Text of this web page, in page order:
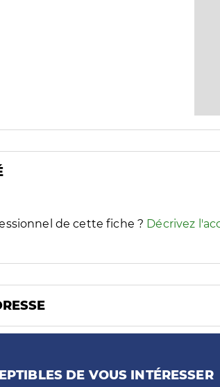
handicaps/besoins spécifiques pour
de cette fiche ? Décrivez
DE VOUS INTÉRESSER